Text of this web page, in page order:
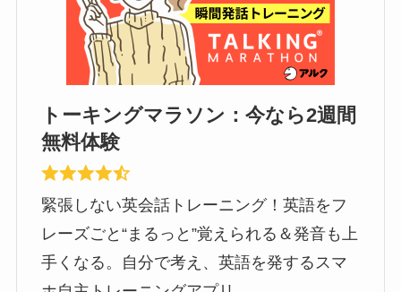
トーキングマラソン：今なら2週間
無料体験
緊張しない英会話トレーニング！英語をフ
レーズごと“まるっと”覚えられる＆発音も上
手くなる。自分で考え、英語を発するスマ